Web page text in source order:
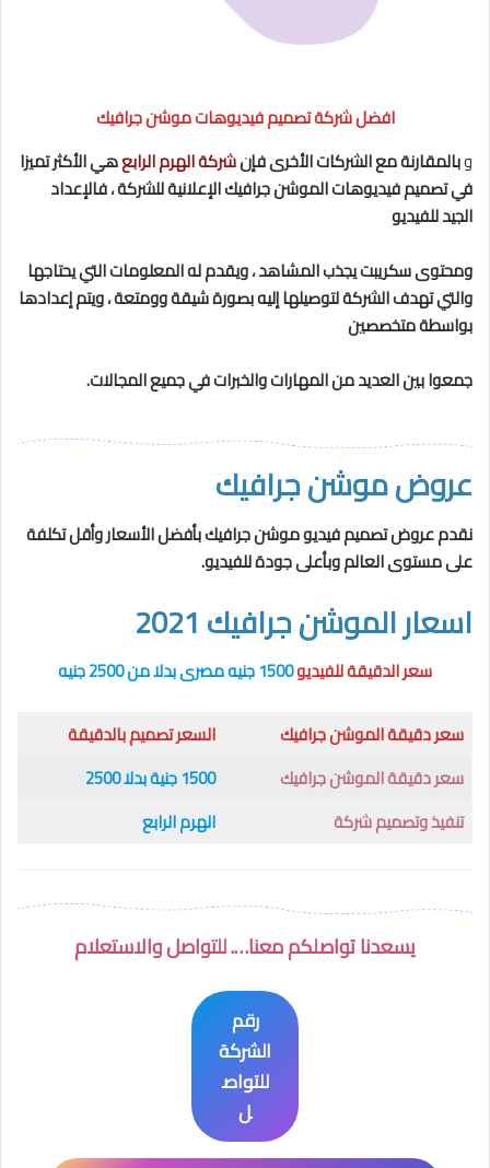
افضل شركة تصميم فيديوهات موشن جرافيك
وبالمقارنة مع الشركات الأخرى فإنشركة الهرم الرابعهي الأكثر تميزا
في تصميم فيديوهات الموشن جرافيك الإعلانية للشركة ، فالإعداد
الجيد للفيديو
ومحتوىسكريبتيجذب المشاهد ، ويقدم له المعلومات التي يحتاجها
والتي تهدف الشركة لتوصيلها إليه بصورة شيقة وومتعة ، ويتم إعدادها
بواسطةمتخصصين
جمعوا بين العديد من المهارات والخبرات في جميع المجالات.
عروض موشن جرافيك
نقدم عروض تصميم فيديو موشن جرافيك بأفضل الأسعار وأقل تكلفة
على مستوى العالم وبأعلى جودة للفيديو.
اسعار الموشن جرافيك 2021
سعر الدقيقة للفيديو1500 جنيه مصرى بدلا من 2500 جنيه
سعر دقيقة الموشن جرافيك
السعر تصميم بالدقيقة
سعر دقيقة الموشن جرافيك
1500 جنية بدلا 2500
تنفيذ وتصميم شركة
الهرم الرابع
يسعدنا تواصلكم معنا…. للتواصل والاستعلام
رقم
الشركة
للتواص
ل